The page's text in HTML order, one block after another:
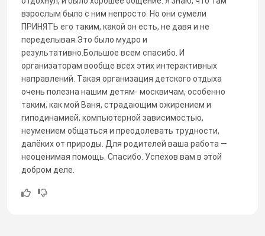
взрослым было с ним непросто. Но они сумели
ПРИНЯТЬ его таким, какой он есть, не давя и не
переделывая.Это было мудро и
результативно.Большое всем спасибо. И
организаторам вообще всех этих интерактивных
направлений. Такая организация детского отдыха
очень полезна нашим детям- москвичам, особенно
таким, как мой Ваня, страдающим ожирением и
гиподинамией, компьютерной зависимостью,
неумением общаться и преодолевать трудности,
далёких от природы. Для родителей ваша работа —
неоценимая помощь. Спасибо. Успехов вам в этой
добром деле.